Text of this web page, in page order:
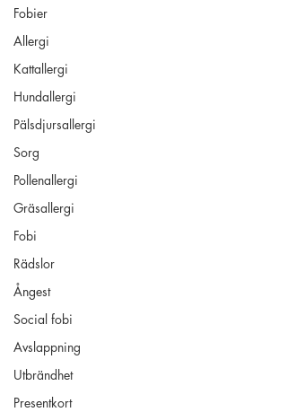
Fobier
Allergi
Kattallergi
Hundallergi
Pälsdjursallergi
Sorg
Pollenallergi
Gräsallergi
Fobi
Rädslor
Ångest
Social fobi
Avslappning
Utbrändhet
Presentkort